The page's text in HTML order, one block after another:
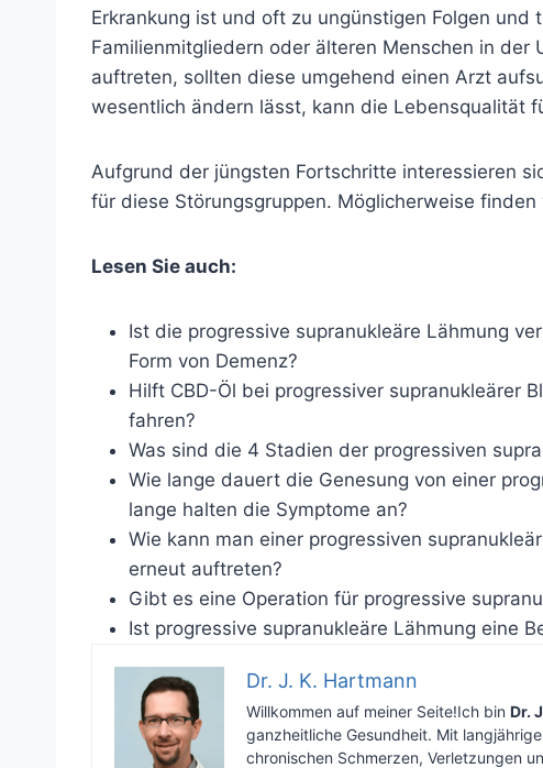
Erkrankung ist und oft zu ungünstigen Folgen und
Familienmitgliedern oder älteren Menschen in der
auftreten, sollten diese umgehend einen Arzt
wesentlich ändern lässt, kann die Lebensqualität
Aufgrund der jüngsten Fortschritte interessieren
für diese Störungsgruppen. Möglicherweise
Lesen Sie auch:
Ist die progressive supranukleäre Lähmung
Form von Demenz?
Hilft CBD-Öl bei progressiver supranukleärer
fahren?
Was sind die 4 Stadien der progressiven
Wie lange dauert die Genesung von einer
lange halten die Symptome an?
Wie kann man einer progressiven
erneut auftreten?
Gibt es eine Operation für progressive
Ist progressive supranukleäre Lähmung eine
Dr. J. K. Hartmann
Willkommen auf meiner Seite!Ich bin Dr.
ganzheitliche Gesundheit. Mit
chronischen Schmerzen, Verletzungen